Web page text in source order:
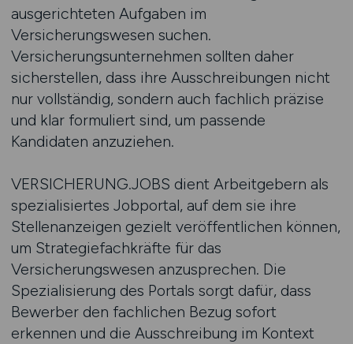
ausgerichteten Aufgaben im
Versicherungswesen suchen.
Versicherungsunternehmen sollten daher
sicherstellen, dass ihre Ausschreibungen nicht
nur vollständig, sondern auch fachlich präzise
und klar formuliert sind, um passende
Kandidaten anzuziehen.
VERSICHERUNG.JOBS dient Arbeitgebern als
spezialisiertes Jobportal, auf dem sie ihre
Stellenanzeigen gezielt veröffentlichen können,
um Strategiefachkräfte für das
Versicherungswesen anzusprechen. Die
Spezialisierung des Portals sorgt dafür, dass
Bewerber den fachlichen Bezug sofort
erkennen und die Ausschreibung im Kontext